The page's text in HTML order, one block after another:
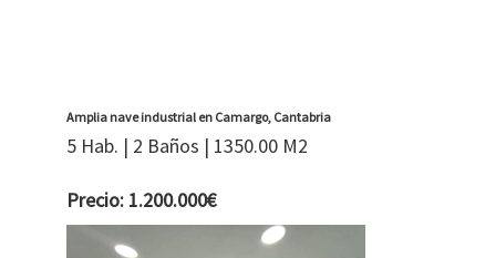
Amplia nave industrial en Camargo, Cantabria
5 Hab. | 2 Baños | 1350.00 M2
Precio: 1.200.000€